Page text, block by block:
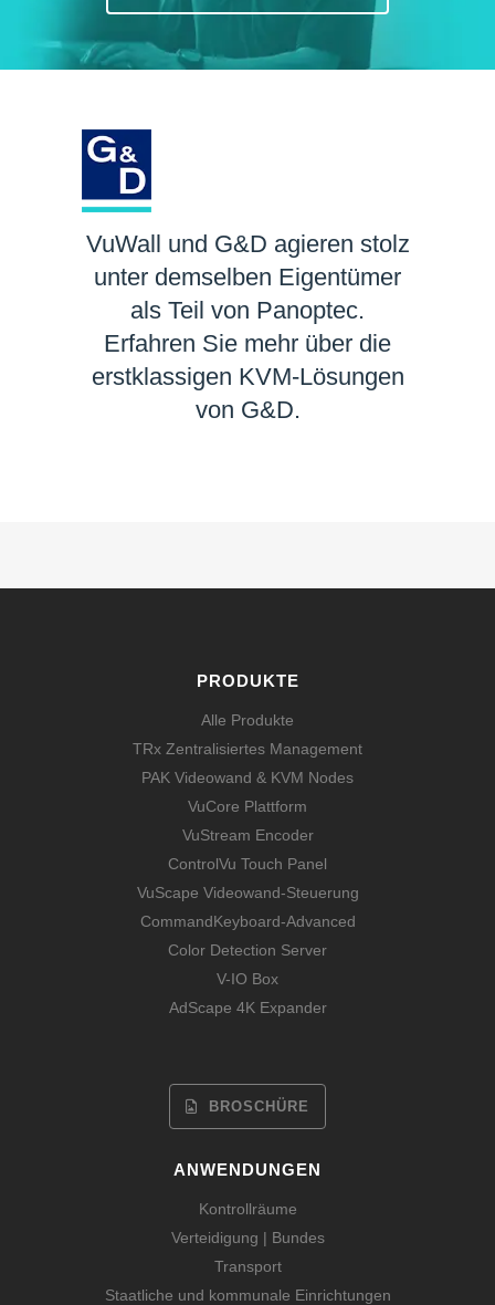
VuWall und G&D agieren stolz
unter demselben Eigentümer
als Teil von Panoptec.
Erfahren Sie mehr über die
erstklassigen KVM-Lösungen
von G&D.
PRODUKTE
Alle Produkte
TRx Zentralisiertes Management
PAK Videowand & KVM Nodes
VuCore Plattform
VuStream Encoder
ControlVu Touch Panel
VuScape Videowand-Steuerung
CommandKeyboard-Advanced
Color Detection Server
V-IO Box
AdScape 4K Expander
BROSCHÜRE
ANWENDUNGEN
Kontrollräume
Verteidigung | Bundes
Transport
Staatliche und kommunale Einrichtungen